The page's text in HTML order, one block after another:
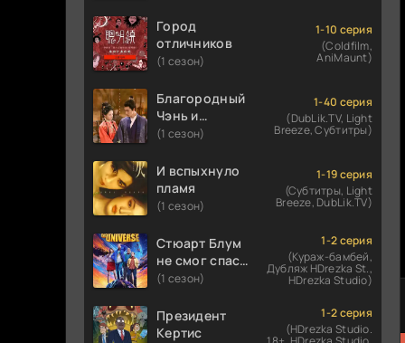
Город
отличников
(1 сезон)
1-10 серия
(Coldfilm,
AniMaunt)
Благородный
Чэнь и
прекрасная
(1 сезон)
1-40 серия
(DubLik.TV, Light
Breeze, Субтитры)
И вспыхнуло
пламя
(1 сезон)
1-19 серия
(Субтитры, Light
Breeze, DubLik.TV)
Стюарт Блум
не смог спасти
вселенную
(1 сезон)
1-2 серия
(Кураж-бамбей,
Дубляж HDrezka St.,
HDrezka Studio)
Президент
Кертис
1-2 серия
(HDrezka Studio.